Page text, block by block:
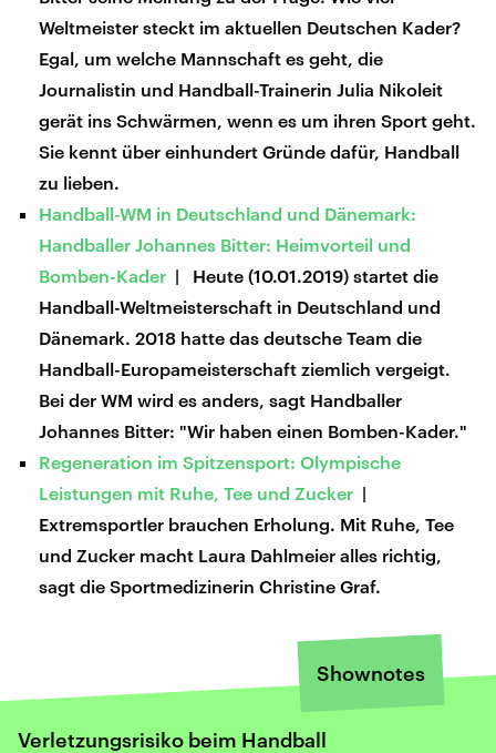
Weltmeister steckt im aktuellen Deutschen Kader?
Egal, um welche Mannschaft es geht, die
Journalistin und Handball-Trainerin Julia Nikoleit
gerät ins Schwärmen, wenn es um ihren Sport geht.
Sie kennt über einhundert Gründe dafür, Handball
zu lieben.
Handball-WM in Deutschland und Dänemark:
Handballer Johannes Bitter: Heimvorteil und
Bomben-Kader | Heute (10.01.2019) startet die
Handball-Weltmeisterschaft in Deutschland und
Dänemark. 2018 hatte das deutsche Team die
Handball-Europameisterschaft ziemlich vergeigt.
Bei der WM wird es anders, sagt Handballer
Johannes Bitter: "Wir haben einen Bomben-Kader."
Regeneration im Spitzensport: Olympische
Leistungen mit Ruhe, Tee und Zucker |
Extremsportler brauchen Erholung. Mit Ruhe, Tee
und Zucker macht Laura Dahlmeier alles richtig,
sagt die Sportmedizinerin Christine Graf.
Shownotes
Verletzungsrisiko beim Handball